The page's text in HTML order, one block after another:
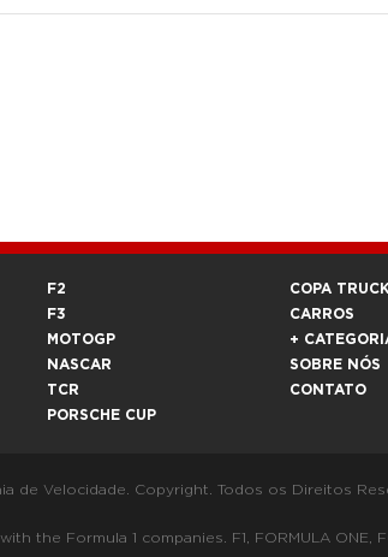
F2
F3
MOTOGP
NASCAR
TCR
PORSCHE CUP
COPA TRUCK
CARROS
+
SOBRE NÓS
CONTATO
de Velocidade. Copyright. Todos os Direitos
Formula 1 companies. F1, FORMULA ONE,